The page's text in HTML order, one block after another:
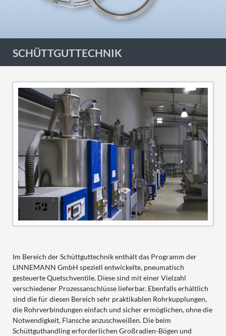
SCHÜTTGUTTECHNIK
Im Bereich der Schüttguttechnik enthält das Programm der
LINNEMANN GmbH speziell entwickelte, pneumatisch
gesteuerte Quetschventile. Diese sind mit einer Vielzahl
verschiedener Prozessanschlüsse lieferbar. Ebenfalls erhältlich
sind die für diesen Bereich sehr praktikablen Rohrkupplungen,
die Rohrverbindungen einfach und sicher ermöglichen, ohne die
Notwendigkeit, Flansche anzuschweißen. Die beim
Schüttguthandling erforderlichen Großradien-Bögen und